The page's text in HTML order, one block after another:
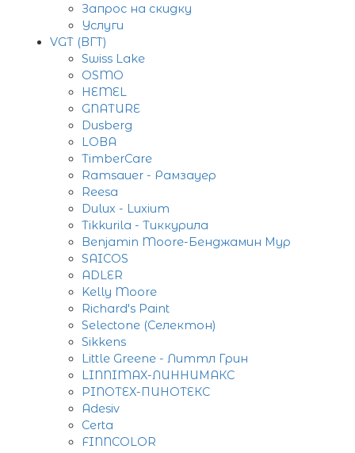
Запрос на скидку
Услуги
VGT (ВГТ)
Swiss Lake
OSMO
HEMEL
GNATURE
Dusberg
LOBA
TimberCare
Ramsauer - Рамзауер
Reesa
Dulux - Luxium
Tikkurila - Тиккурила
Benjamin Moore-Бенджамин Мур
SAICOS
ADLER
Kelly Moore
Richard's Paint
Selectone (Селектон)
Sikkens
Little Greene - Литтл Грин
LINNIMAX-ЛИННИМАКС
PINOTEX-ПИНОТЕКС
Adesiv
Certa
FINNCOLOR